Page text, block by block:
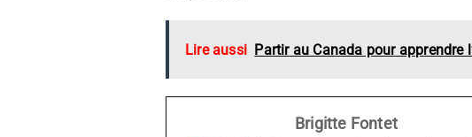
Lire aussi Partir au Canada pour apprendre
Brigitte Fontet